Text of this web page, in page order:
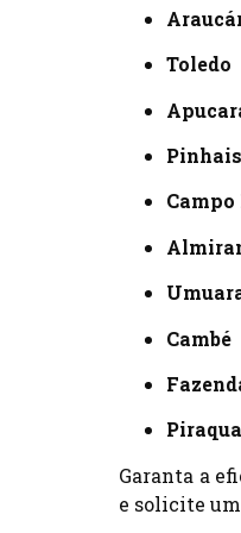
Toledo
Pinhais
Campo
Cambé
Garanta a
e solicite